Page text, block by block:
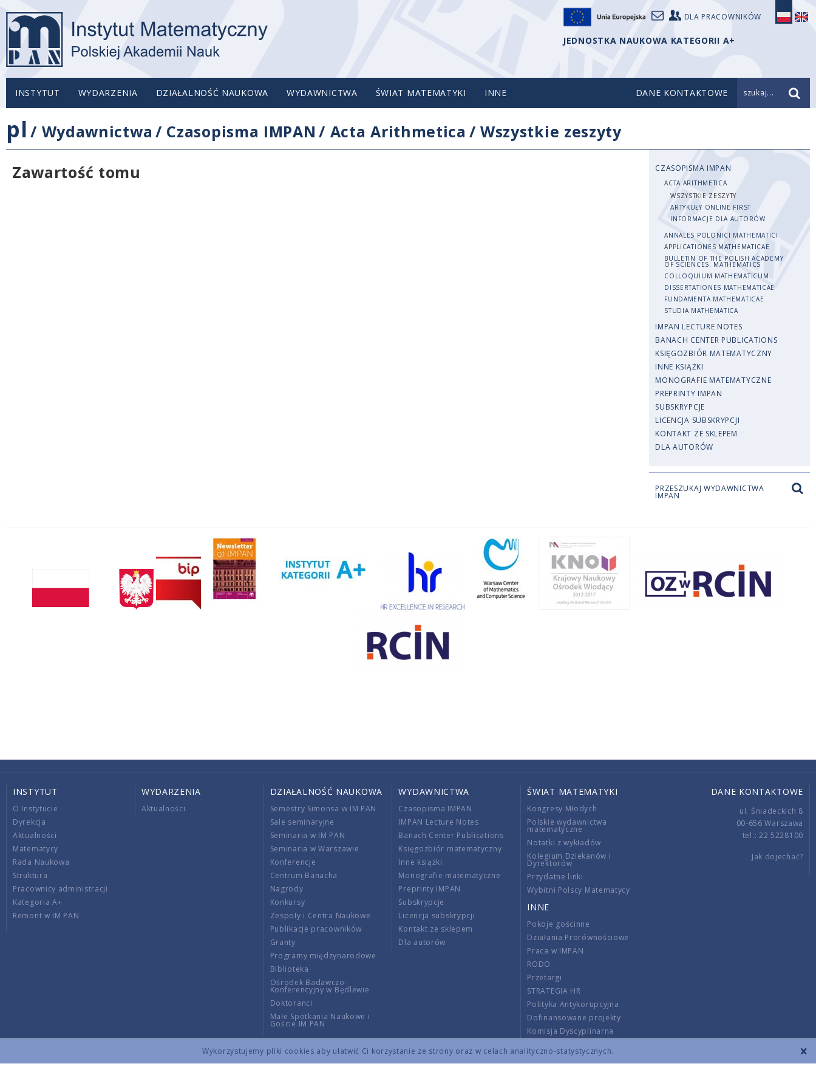
Wykorzystujemy pliki cookies aby ułatwić Ci korzystanie ze strony oraz w celach analityczno-statystycznych.
DLA PRACOWNIKÓW
JEDNOSTKA NAUKOWA KATEGORII A+
INSTYTUT WYDARZENIA DZIAŁALNOŚĆ NAUKOWA WYDAWNICTWA ŚWIAT MATEMATYKI INNE DANE KONTAKTOWE szukaj...
pl / Wydawnictwa / Czasopisma IMPAN / Acta Arithmetica / Wszystkie zeszyty
Zawartość tomu
CZASOPISMA IMPAN
ACTA ARITHMETICA
WSZYSTKIE ZESZYTY
ARTYKUŁY ONLINE FIRST
INFORMACJE DLA AUTORÓW
ANNALES POLONICI MATHEMATICI
APPLICATIONES MATHEMATICAE
BULLETIN OF THE POLISH ACADEMY
OF SCIENCES. MATHEMATICS
COLLOQUIUM MATHEMATICUM
DISSERTATIONES MATHEMATICAE
FUNDAMENTA MATHEMATICAE
STUDIA MATHEMATICA
IMPAN LECTURE NOTES
BANACH CENTER PUBLICATIONS
KSIĘGOZBIÓR MATEMATYCZNY
INNE KSIĄŻKI
MONOGRAFIE MATEMATYCZNE
PREPRINTY IMPAN
SUBSKRYPCJE
LICENCJA SUBSKRYPCJI
KONTAKT ZE SKLEPEM
DLA AUTORÓW
PRZESZUKAJ WYDAWNICTWA
IMPAN
INSTYTUT
O Instytucie
Dyrekcja
Aktualności
Matematycy
Rada Naukowa
Struktura
Pracownicy administracji
Kategoria A+
Remont w IM PAN
WYDARZENIA
Aktualności
DZIAŁALNOŚĆ NAUKOWA
Semestry Simonsa w IM PAN
Sale seminaryjne
Seminaria w IM PAN
Seminaria w Warszawie
Konferencje
Centrum Banacha
Nagrody
Konkursy
Zespoły i Centra Naukowe
Publikacje pracowników
Granty
Programy międzynarodowe
Biblioteka
Ośrodek Badawczo-
Konferencyjny w Będlewie
Doktoranci
Małe Spotkania Naukowe i
Goście IM PAN
WYDAWNICTWA
Czasopisma IMPAN
IMPAN Lecture Notes
Banach Center Publications
Księgozbiór matematyczny
Inne książki
Monografie matematyczne
Preprinty IMPAN
Subskrypcje
Licencja subskrypcji
Kontakt ze sklepem
Dla autorów
ŚWIAT MATEMATYKI
Kongresy Młodych
Polskie wydawnictwa
matematyczne
Notatki z wykładów
Kolegium Dziekanów i
Dyrektorów
Przydatne linki
Wybitni Polscy Matematycy
INNE
Pokoje gościnne
Działania Prorównościowe
Praca w IMPAN
RODO
Przetargi
STRATEGIA HR
Polityka Antykorupcyjna
Dofinansowane projekty
Komisja Dyscyplinarna
Wnoszenie opłat
DANE KONTAKTOWE
ul. Śniadeckich 8
00-656 Warszawa
tel.: 22 5228100
Jak dojechać?